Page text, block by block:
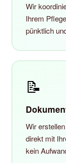
Wir
Ihrem
pünktlich
📝
Wir
direkt mit
kein